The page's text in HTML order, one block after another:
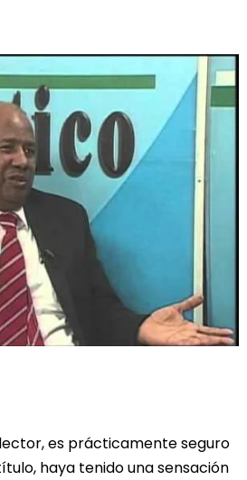
es prácticamente seguro
haya tenido una sensación